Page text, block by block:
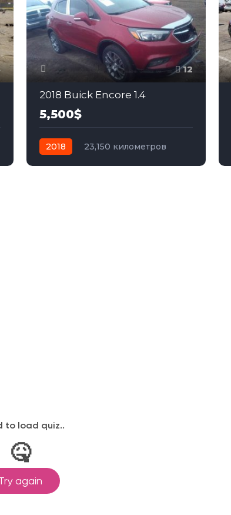
12
2018 Buick Encore 1.4
5,500$
2018
23,150 километров